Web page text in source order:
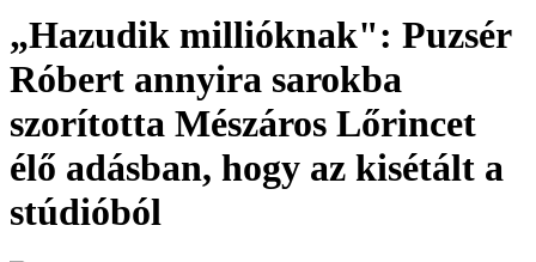
„Hazudik millióknak": Puzsér
Róbert annyira sarokba
szorította Mészáros Lőrincet
élő adásban, hogy az kisétált a
stúdióból